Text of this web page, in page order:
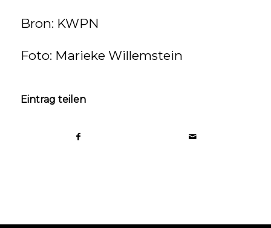
Bron: KWPN
Foto: Marieke Willemstein
Eintrag teilen